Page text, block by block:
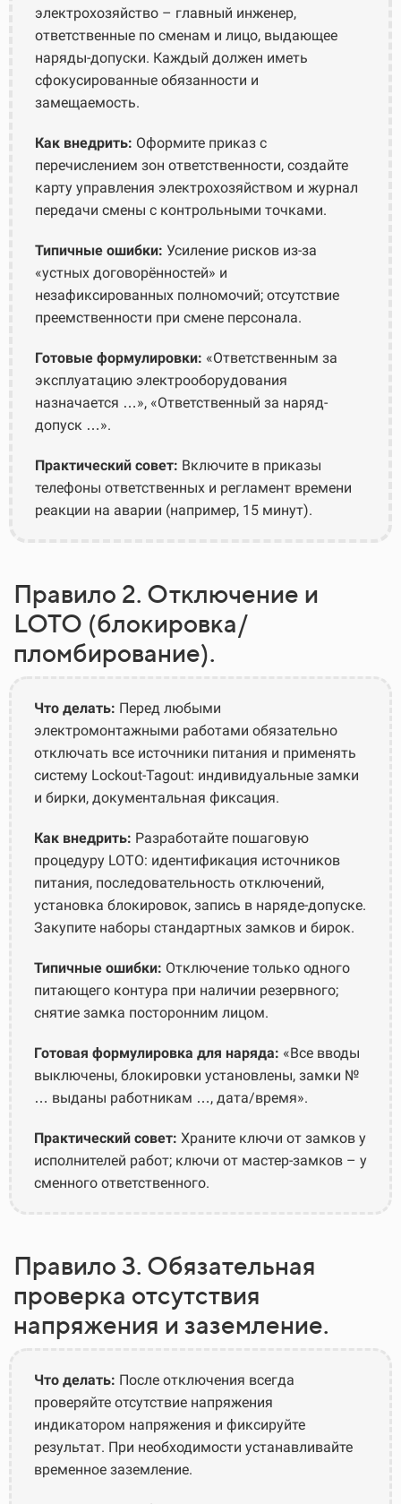
электрохозяйство – главный инженер,
ответственные по сменам и лицо, выдающее
наряды-допуски. Каждый должен иметь
сфокусированные обязанности и
замещаемость.
Как внедрить: Оформите приказ с
перечислением зон ответственности, создайте
карту управления электрохозяйством и журнал
передачи смены с контрольными точками.
Типичные ошибки: Усиление рисков из-за
«устных договорённостей» и
незафиксированных полномочий; отсутствие
преемственности при смене персонала.
Готовые формулировки: «Ответственным за
эксплуатацию электрооборудования
назначается …», «Ответственный за наряд-
допуск …».
Практический совет: Включите в приказы
телефоны ответственных и регламент времени
реакции на аварии (например, 15 минут).
Правило 2. Отключение и
LOTO (блокировка/
пломбирование).
Что делать: Перед любыми
электромонтажными работами обязательно
отключать все источники питания и применять
систему Lockout-Tagout: индивидуальные замки
и бирки, документальная фиксация.
Как внедрить: Разработайте пошаговую
процедуру LOTO: идентификация источников
питания, последовательность отключений,
установка блокировок, запись в наряде-допуске.
Закупите наборы стандартных замков и бирок.
Типичные ошибки: Отключение только одного
питающего контура при наличии резервного;
снятие замка посторонним лицом.
Готовая формулировка для наряда: «Все вводы
выключены, блокировки установлены, замки №
… выданы работникам …, дата/время».
Практический совет: Храните ключи от замков у
исполнителей работ; ключи от мастер-замков – у
сменного ответственного.
Правило 3. Обязательная
проверка отсутствия
напряжения и заземление.
Что делать: После отключения всегда
проверяйте отсутствие напряжения
индикатором напряжения и фиксируйте
результат. При необходимости устанавливайте
временное заземление.